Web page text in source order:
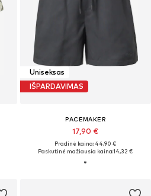
Uniseksas
IŠPARDAVIMAS
PACEMAKER
17,90 €
Pradinė kaina: 44,90 €
Paskutinė mažiausia kaina:14,32 €